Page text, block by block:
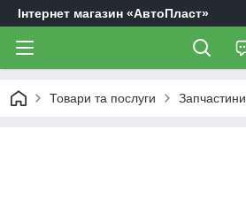
Інтернет магазин «АвтоПласт»
Товари та послуги Запчастини